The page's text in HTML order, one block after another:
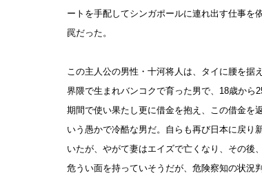
ートを手配してシンガポールに連れ出す仕事を
罠だった。
この主人公の男性・十河将人は、タイに腰を据
界隈で生まれバンコクで育った男で、18歳から
期間で使い果たし更に借金を抱え、この借金を
いう愚かで冷酷な男だ。自らも再び日本に戻り
いたが、やがて妻はエイズで亡くなり、その後
危うい面を持っていそうだが、危険察知の状況